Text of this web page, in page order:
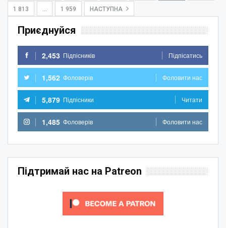
1 813 1 959 НАСТУПНА
Приєднуйся
2,453 Підпісників Підпісатись
1,562 Фоловерів Фоловити нас
5,879 Підпісники Читати
1,485 Фоловерів Фоловити нас
Підтримай нас на Patreon